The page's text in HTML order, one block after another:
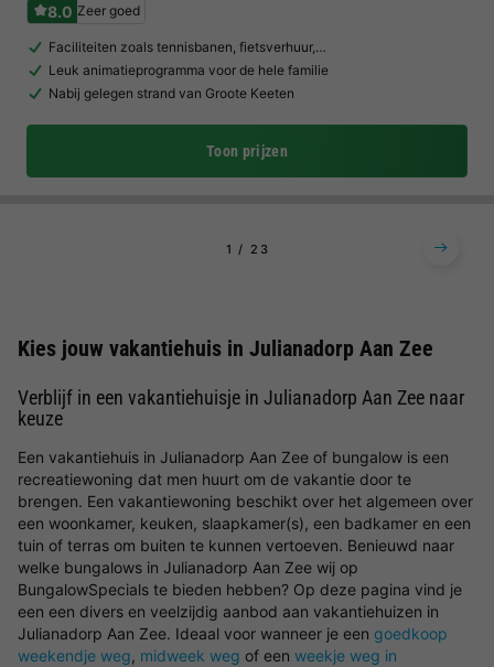
8.0 Zeer goed
Faciliteiten zoals tennisbanen, fietsverhuur,…
Leuk animatieprogramma voor de hele familie
Nabij gelegen strand van Groote Keeten
Toon prijzen
1 2 3
Kies jouw vakantiehuis in Julianadorp Aan Zee
Verblijf in een vakantiehuisje in Julianadorp Aan Zee naar
keuze
Een vakantiehuis in Julianadorp Aan Zee of bungalow is een
recreatiewoning dat men huurt om de vakantie door te
brengen. Een vakantiewoning beschikt over het algemeen over
een woonkamer, keuken, slaapkamer(s), een badkamer en een
tuin of terras om buiten te kunnen vertoeven. Benieuwd naar
welke bungalows in Julianadorp Aan Zee wij op
BungalowSpecials te bieden hebben? Op deze pagina vind je
een een divers en veelzijdig aanbod aan vakantiehuizen in
Julianadorp Aan Zee. Ideaal voor wanneer je een goedkoop
weekendje weg, midweek weg of een weekje weg in